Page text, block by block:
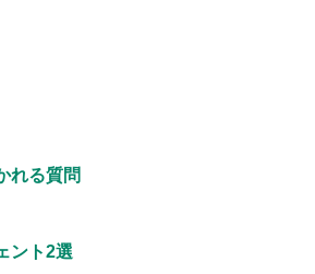
れる質問
ント2選